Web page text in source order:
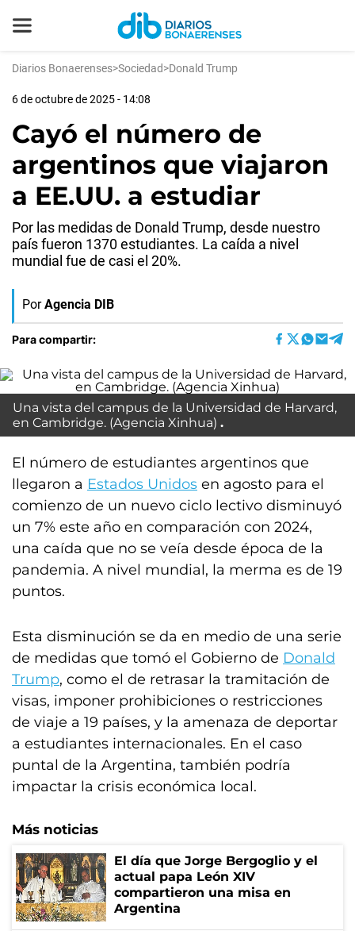
Diarios Bonaerenses>Sociedad>Donald Trump
6 de octubre de 2025 - 14:08
Cayó el número de
argentinos que viajaron
a EE.UU. a estudiar
Por las medidas de Donald Trump, desde nuestro
país fueron 1370 estudiantes. La caída a nivel
mundial fue de casi el 20%.
Por Agencia DIB
Para compartir:
Una vista del campus de la Universidad de Harvard,
en Cambridge. (Agencia Xinhua)
El número de estudiantes argentinos que
llegaron a Estados Unidos en agosto para el
comienzo de un nuevo ciclo lectivo disminuyó
un 7% este año en comparación con 2024,
una caída que no se veía desde época de la
pandemia. A nivel mundial, la merma es de 19
puntos.
Esta disminución se da en medio de una serie
de medidas que tomó el Gobierno de Donald
Trump, como el de retrasar la tramitación de
visas, imponer prohibiciones o restricciones
de viaje a 19 países, y la amenaza de deportar
a estudiantes internacionales. En el caso
puntal de la Argentina, también podría
impactar la crisis económica local.
Más noticias
El día que Jorge Bergoglio y el
actual papa León XIV
compartieron una misa en
Argentina